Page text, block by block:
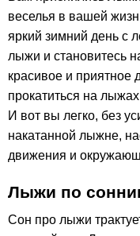
веселья в вашей
яркий зимний день с
лыжи и становитесь
красивое и приятное
прокатиться на
И вот вы легко, без
накатанной лыжне,
движения и
Лыжи по
Сон про лыжи